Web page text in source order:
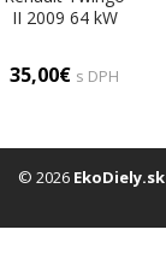
II 2009 64 kW
07-14 1500
(Pumpy ABS)
35,00€ s DPH
© 2026 EkoDiely.sk